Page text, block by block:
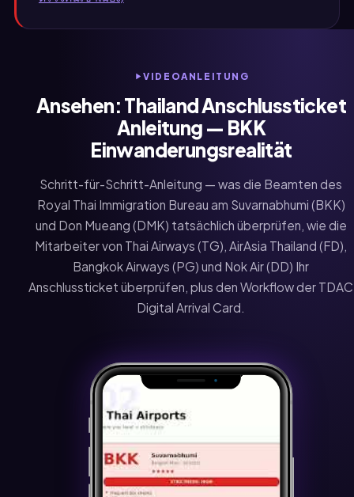
VIDEOANLEITUNG
Ansehen: Thailand Anschlussticket
Anleitung — BKK
Einwanderungsrealität
Schritt-für-Schritt-Anleitung — was die Beamten des
Royal Thai Immigration Bureau am Suvarnabhumi (BKK)
und Don Mueang (DMK) tatsächlich überprüfen, wie die
Mitarbeiter von Thai Airways (TG), AirAsia Thailand (FD),
Bangkok Airways (PG) und Nok Air (DD) Ihr
Anschlussticket überprüfen, plus den Workflow der TDAC
Digital Arrival Card.